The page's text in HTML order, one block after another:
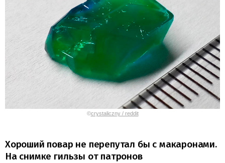
©crystaliczny / reddit
Хороший повар не перепутал бы с макаронами.
На снимке гильзы от патронов